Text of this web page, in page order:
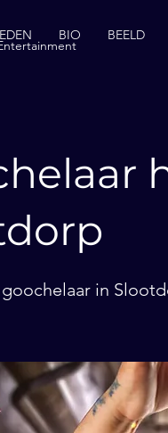
BIO BEELD
in